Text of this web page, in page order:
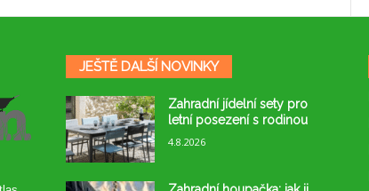
JEŠTĚ DALŠÍ NOVINKY
Zahradní jídelní sety pro
letní posezení s rodinou
4.8.2026